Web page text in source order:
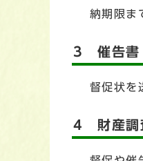
納期限ま
3 催告書
督促状を
4 財産調